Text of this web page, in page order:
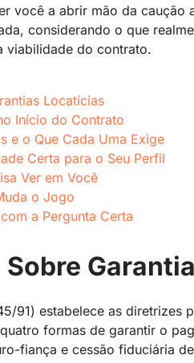
você a abrir mão da caução
considerando o que
viabilidade do contrato.
Locatícias
Início do Contrato
e o Que Cada Uma Exige
Certa para o Seu Perfil
Ver em Você
o Jogo
a Pergunta Certa
Sobre
91) estabelece as diretrizes
formas de garantir o
fiança e cessão fiduciária